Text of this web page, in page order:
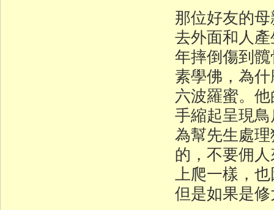
那位好友的
去外面和人
年摔倒傷到
素學佛，為
六波羅蜜。
手縮起呈現
為幫先生處
的，不要佣
上爬一樣，
但是如果是